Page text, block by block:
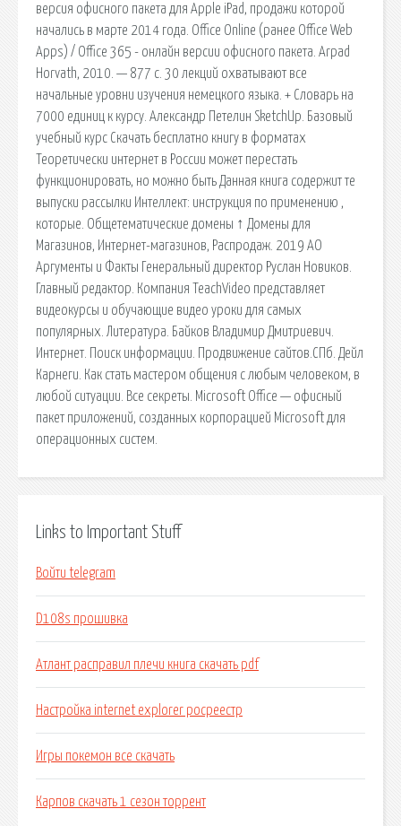
версия офисного пакета для Apple iPad, продажи которой
начались в марте 2014 года. Office Online (ранее Office Web
Apps) / Office 365 - онлайн версии офисного пакета. Arpad
Horvath, 2010. — 877 с. 30 лекций охватывают все
начальные уровни изучения немецкого языка. + Словарь на
7000 единиц к курсу. Александр Петелин SketchUp. Базовый
учебный курс Скачать бесплатно книгу в форматах
Теоретически интернет в России может перестать
функционировать, но можно быть Данная книга содержит те
выпуски рассылки Интеллект: инструкция по применению ,
которые. Общетематические домены ↑ Домены для
Магазинов, Интернет-магазинов, Распродаж. 2019 АО
Аргументы и Факты Генеральный директор Руслан Новиков.
Главный редактор. Компания TeachVideo представляет
видеокурсы и обучающие видео уроки для самых
популярных. Литература. Байков Владимир Дмитриевич.
Интернет. Поиск информации. Продвижение сайтов.СПб. Дейл
Карнеги. Как стать мастером общения с любым человеком, в
любой ситуации. Все секреты. Microsoft Office — офисный
пакет приложений, созданных корпорацией Microsoft для
операционных систем.
Links to Important Stuff
Войти telegram
D108s прошивка
Атлант расправил плечи книга скачать pdf
Настройка internet explorer росреестр
Игры покемон все скачать
Карпов скачать 1 сезон торрент